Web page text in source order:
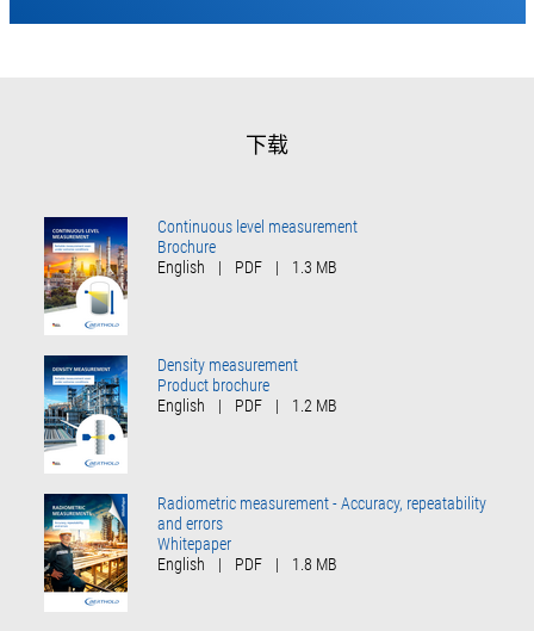
下载
Continuous level measurement
Brochure
English
| PDF | 1.3 MB
Density measurement
Product brochure
English
| PDF | 1.2 MB
Radiometric measurement - Accuracy, repeatability
and errors
Whitepaper
English
| PDF | 1.8 MB